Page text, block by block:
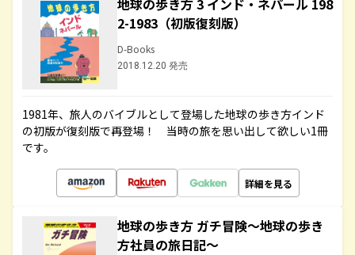
地球の歩き方 3 インド・ネパール 198
2-1983（初版復刻版）
D-Books
2018.12.20 発売
1981年、旅人のバイブルとして登場した地球の歩き方インド
の初版が復刻版で再登場！ 当時の旅を思い出して欲しい1冊
です。
詳細を見る
地球の歩き方 ガチ冒険～地球の歩き
方社員の旅日記～